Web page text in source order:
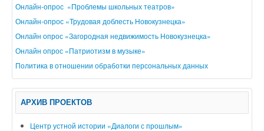
Онлайн-опрос «Проблемы школьных театров»
Онлайн-опрос «Трудовая доблесть Новокузнецка»
Онлайн опрос «Загородная недвижимость Новокузнецка»
Онлайн опрос «Патриотизм в музыке»
Политика в отношении обработки персональных данных
АРХИВ ПРОЕКТОВ
Центр устной истории «Диалоги с прошлым»